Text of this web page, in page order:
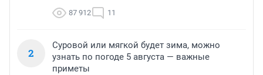
87 912 11
2
Суровой или мягкой будет зима, можно
узнать по погоде 5 августа — важные
приметы